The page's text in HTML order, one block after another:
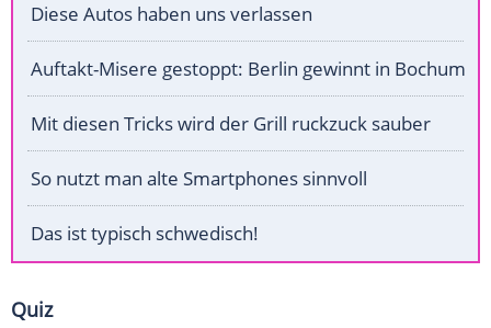
Diese Autos haben uns verlassen
Auftakt-Misere gestoppt: Berlin gewinnt in Bochum
Mit diesen Tricks wird der Grill ruckzuck sauber
So nutzt man alte Smartphones sinnvoll
Das ist typisch schwedisch!
Quiz